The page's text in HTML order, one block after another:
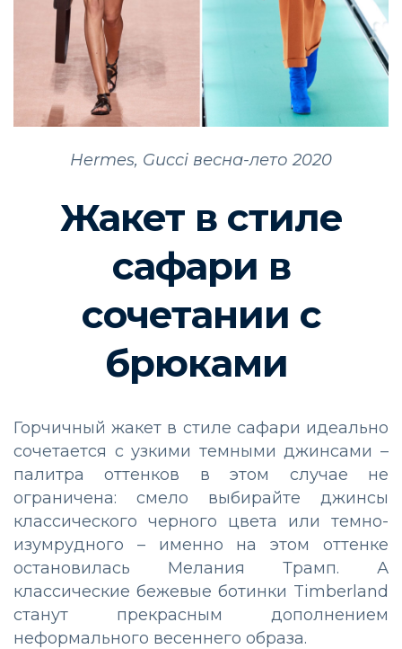
Hermes, Gucci весна-лето 2020
Жакет в стиле
сафари в
сочетании с
брюками
Горчичный жакет в стиле сафари идеально
сочетается с узкими темными джинсами –
палитра оттенков в этом случае не
ограничена: смело выбирайте джинсы
классического черного цвета или темно-
изумрудного – именно на этом оттенке
остановилась Мелания Трамп. А
классические бежевые ботинки Timberland
станут прекрасным дополнением
неформального весеннего образа.